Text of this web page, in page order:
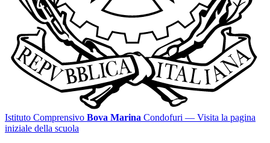
Istituto Comprensivo Bova Marina Condofuri — Visita la pagina
iniziale della scuola